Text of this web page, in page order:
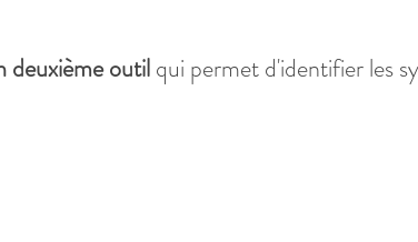
deuxième outil qui permet d'identifier les